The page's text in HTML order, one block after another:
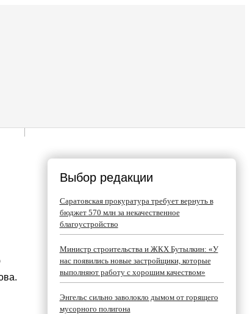
Выбор редакции
Саратовская прокуратура требует вернуть в
бюджет 570 млн за некачественное
благоустройство
Министр строительства и ЖКХ Бутылкин: «У
нас появились новые застройщики, которые
выполняют работу с хорошим качеством»
Энгельс сильно заволокло дымом от горящего
мусорного полигона